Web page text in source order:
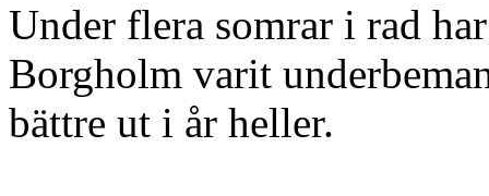
Under flera somrar i rad
Borgholm varit
bättre ut i år heller.